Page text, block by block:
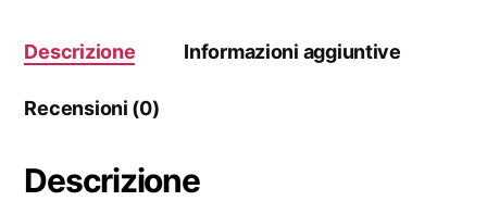
Descrizione Informazioni aggiuntive
Recensioni (0)
Descrizione